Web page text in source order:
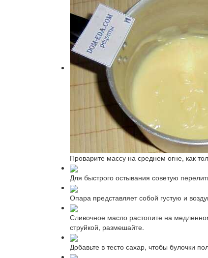
Проварите массу на среднем огне, как
Для быстрого остывания советую
Опара представляет собой густую и
Сливочное масло растопите на
струйкой, размешайте.
Добавьте в тесто сахар, чтобы булочки